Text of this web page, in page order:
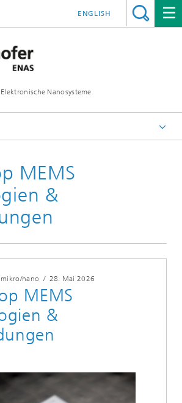
Nanosysteme
ENGLISH
Veranstaltungen
MEMS
&
nano / 28. Mai 2026
MEMS
&